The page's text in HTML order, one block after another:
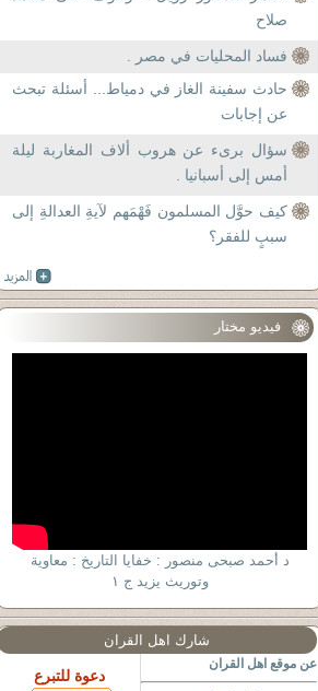
صلاح
فساد المحليات في مصر .
حادث سفينة الغاز في دمياط... أسئلة تبحث
عن إجابات
سؤال برىء عن هروب ألاف المغاربة ليلة
أمس إلى أسبانيا .
كيف حوَّل المسلمون فَهْمَهم لآيةِ العدالةِ إلى
سببٍ للفقر؟
فيديو مختار
د أحمد صبحى منصور : خفايا التاريخ : معاوية
وتوريث يزيد ج ١
شارك اهل القران
عن موقع اهل القران
دعوة للتبرع